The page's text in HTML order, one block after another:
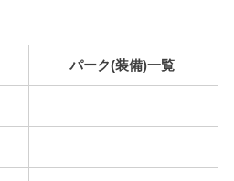
パーク(装備)一覧